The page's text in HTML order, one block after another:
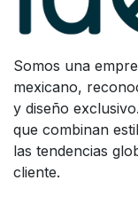
Somos una
mexicano,
y diseño
que combinan
las tendencias
cliente.